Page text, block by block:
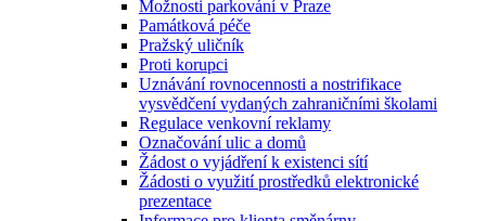
Možnosti parkování v Praze
Památková péče
Pražský uličník
Proti korupci
Uznávání rovnocennosti a nostrifikace
vysvědčení vydaných zahraničními školami
Regulace venkovní reklamy
Označování ulic a domů
Žádost o vyjádření k existenci sítí
Žádosti o využití prostředků elektronické
prezentace